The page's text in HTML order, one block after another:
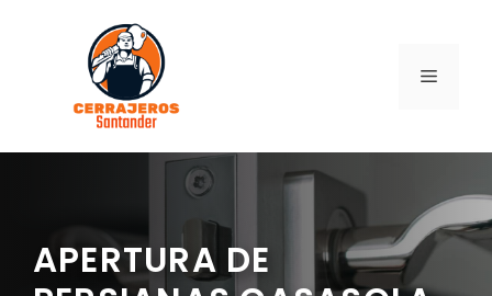
contenido
MENÚ
APERTURA DE